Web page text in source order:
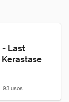
- Last
Kerastase
93 usos